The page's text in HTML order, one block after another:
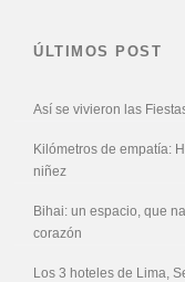
ÚLTIMOS POST
Así se vivieron las
Kilómetros de empatía:
niñez
Bihai: un espacio, que
corazón
Los 3 hoteles de Lima,